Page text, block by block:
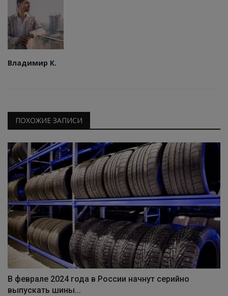
Владимир К.
ПОХОЖИЕ ЗАПИСИ
В феврале 2024 года в России начнут серийно
выпускать шины...